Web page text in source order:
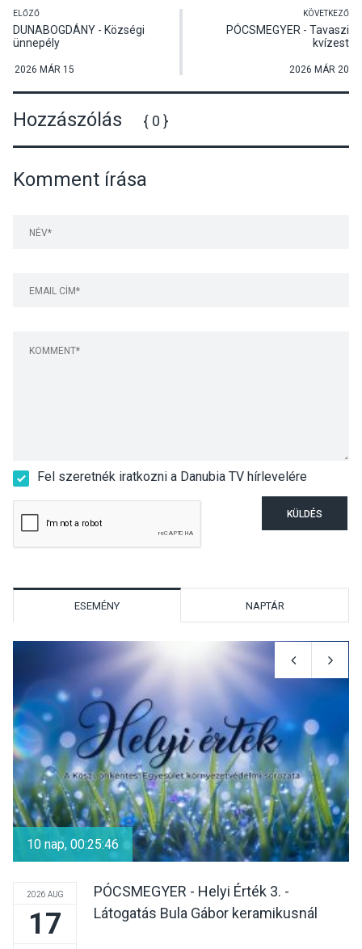
ELŐZŐ
DUNABOGDÁNY - Községi
ünnepély
2026 MÁR 15
KÖVETKEZŐ
PÓCSMEGYER - Tavaszi
kvízest
2026 MÁR 20
Hozzászólás { 0 }
Komment írása
Fel szeretnék iratkozni a Danubia TV hírlevelére
KÜLDÉS
ESEMÉNY NAPTÁR
10 nap, 00:25:44
2026 AUG
17
PÓCSMEGYER - Helyi Érték 3. -
Látogatás Bula Gábor keramikusnál